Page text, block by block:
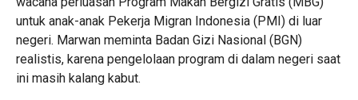
untuk anak-anak Pekerja Migran Indonesia (PMI) di luar
negeri. Marwan meminta Badan Gizi Nasional (BGN)
realistis, karena pengelolaan program di dalam negeri saat
ini masih kalang kabut.